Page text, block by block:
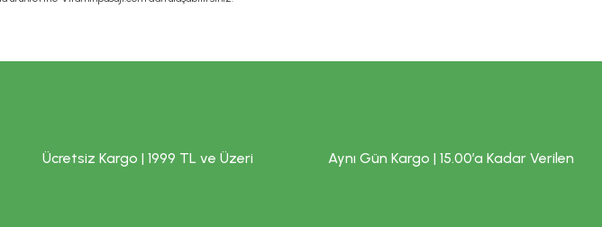
Ücretsiz Kargo | 1999 TL ve Üzeri Aynı Gün Kargo | 15.00’a Kadar Verilen